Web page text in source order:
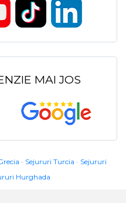
MAI JOS
Sejururi Turcia
Sejururi
Hurghada